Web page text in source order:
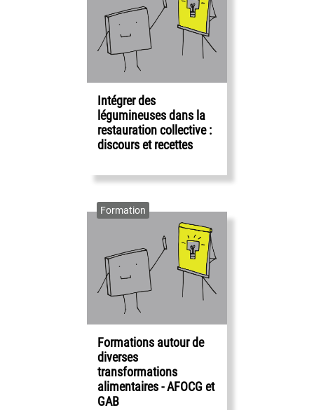
Intégrer des
légumineuses dans la
restauration collective :
discours et recettes
Formation
Formations autour de
diverses
transformations
alimentaires - AFOCG et
GAB